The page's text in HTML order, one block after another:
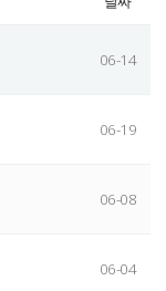
06-14
06-19
06-08
06-04